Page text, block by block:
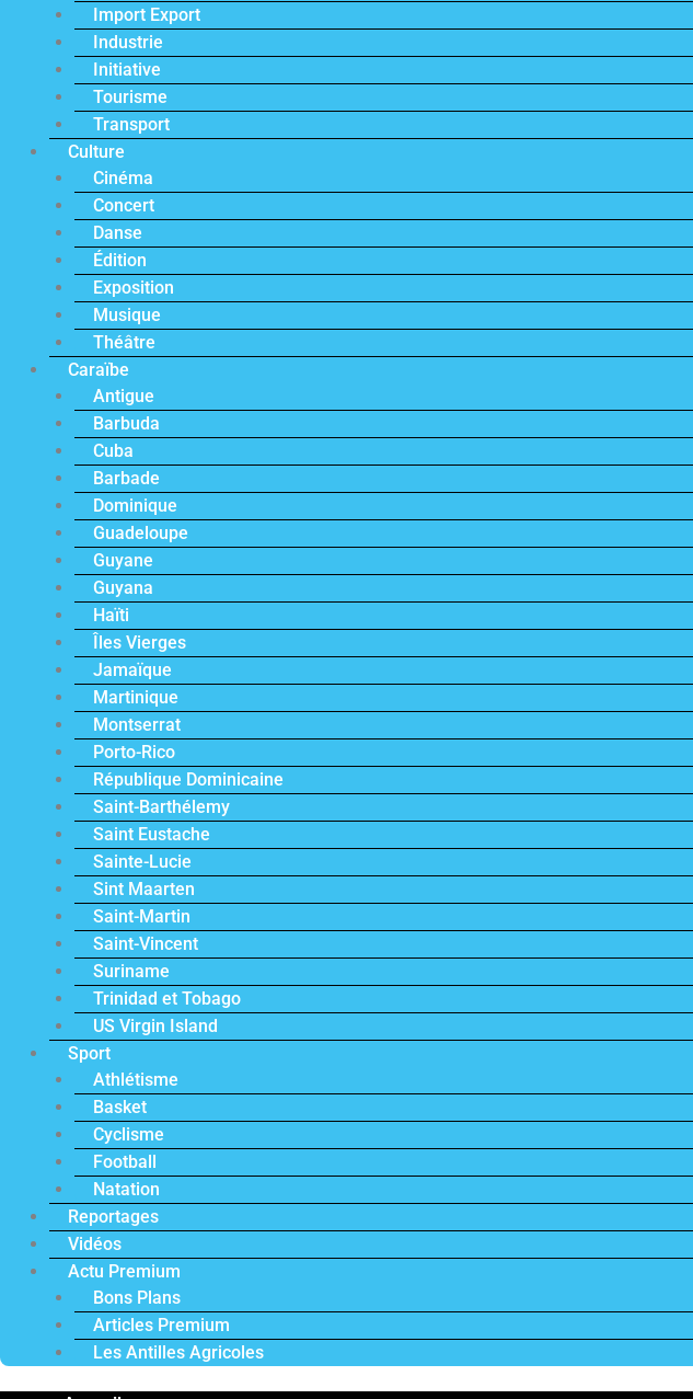
Import Export
Industrie
Initiative
Tourisme
Transport
Culture
Cinéma
Concert
Danse
Édition
Exposition
Musique
Théâtre
Caraïbe
Antigue
Barbuda
Cuba
Barbade
Dominique
Guadeloupe
Guyane
Guyana
Haïti
Îles Vierges
Jamaïque
Martinique
Montserrat
Porto-Rico
République Dominicaine
Saint-Barthélemy
Saint Eustache
Sainte-Lucie
Sint Maarten
Saint-Martin
Saint-Vincent
Suriname
Trinidad et Tobago
US Virgin Island
Sport
Athlétisme
Basket
Cyclisme
Football
Natation
Reportages
Vidéos
Actu Premium
Bons Plans
Articles Premium
Les Antilles Agricoles